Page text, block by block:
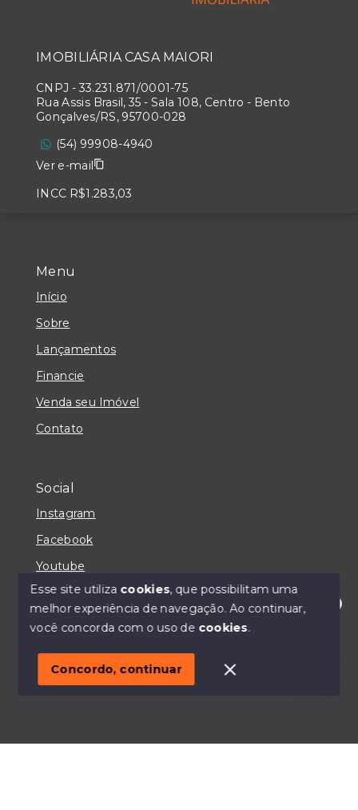
Olá! Estou disponível para te ajudar.
Menu
Início
Sobre
Lançamentos
Financie
Venda seu Imóvel
Contato
Social
Instagram
Facebook
Youtube
© Copyright 2026 - IMOBILIÁRIA CASA MAIORI -
SITE PARA IMOBILIARIA
IMOBILIÁRIA CASA MAIORI
CNPJ - 33.231.871/0001-75
Rua Assis Brasil, 35 - Sala 108, Centro - Bento
Gonçalves/RS, 95700-028
(54) 99908-4940
Ver e-mail
INCC R$1.283,03
Esse site utiliza cookies, que possibilitam uma
melhor experiência de navegação.Ao continuar,
você concorda com o uso de cookies.
Concordo, continuar